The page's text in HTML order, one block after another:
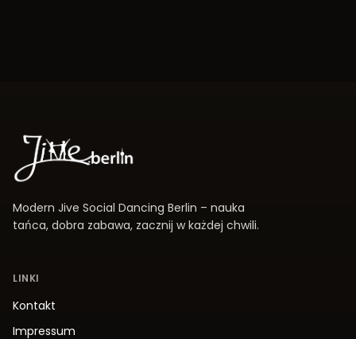
Modern Jive Social Dancing Berlin – nauka
tańca, dobra zabawa, zacznij w każdej chwili.
LINKI
Kontakt
Impressum